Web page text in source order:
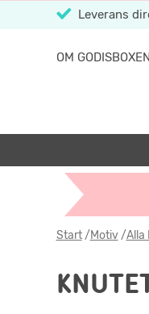
Leverans
OM GODISBOXEN
Start/Motiv/Alla